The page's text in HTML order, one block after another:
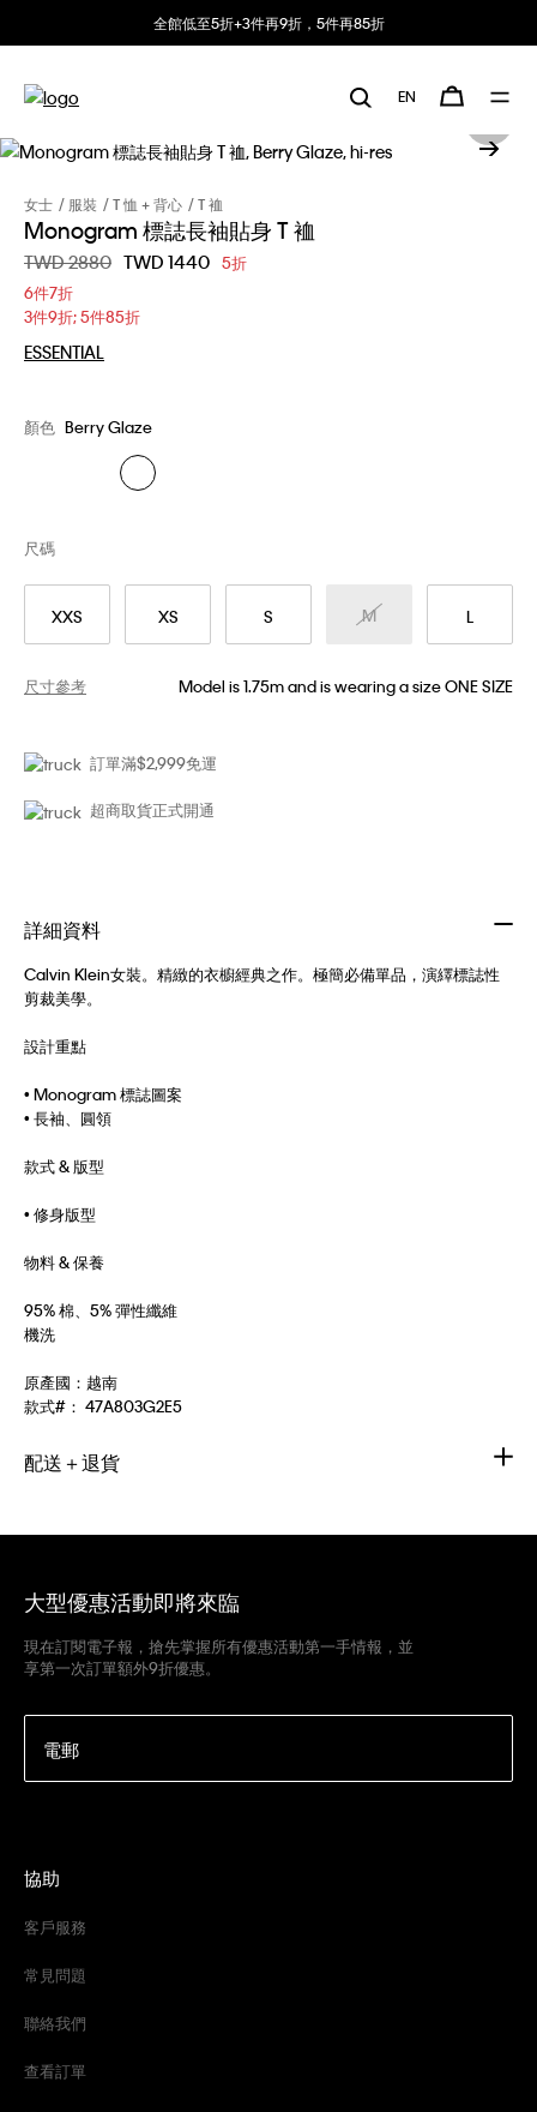
全館低至5折+3件再9折，5件再85折
EN
女士 服裝 T 恤 + 背心 T 裇
Monogram 標誌長袖貼身 T 裇
價格扣減從
TWD 2880 至
TWD 1440 5折
6件7折
3件9折; 5件85折
ESSENTIAL
顏色 Berry Glaze
XXS XS S M L
尺碼
尺寸參考 Model is 1.75m and is wearing a size ONE SIZE
訂單滿$2,999免運
超商取貨正式開通
詳細資料
Calvin Klein女裝。精緻的衣櫥經典之作。極簡必備單品，演繹標誌性
剪裁美學。
設計重點
• Monogram 標誌圖案
• 長袖、圓領
款式 & 版型
• 修身版型
物料 & 保養
95% 棉、5% 彈性纖維
機洗
原產國：越南
款式#： 47A803G2E5
配送＋退貨
大型優惠活動即將來臨
現在訂閱電子報，搶先掌握所有優惠活動第一手情報，並
享第一次訂單額外9折優惠。
電郵
協助
客戶服務
常見問題
聯絡我們
查看訂單